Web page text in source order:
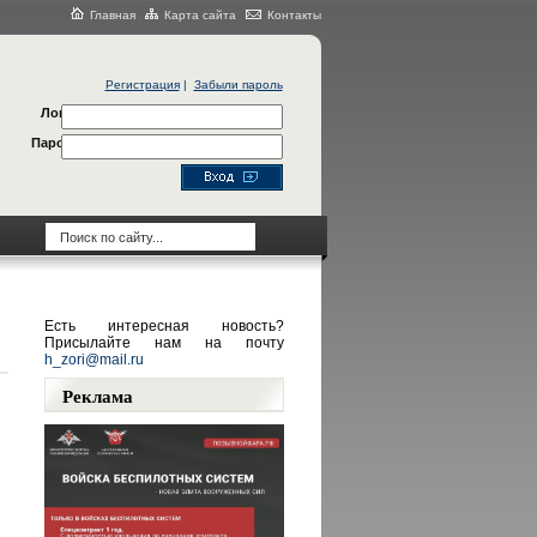
Главная Карта сайта Контакты
Регистрация| Забыли пароль
Логин
Пароль
Есть интересная новость?
Присылайте нам на почту
h_zori@mail.ru
Реклама